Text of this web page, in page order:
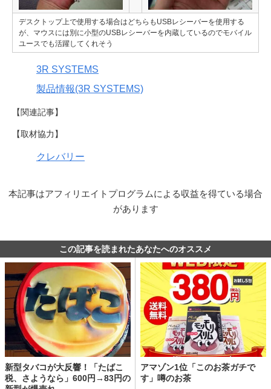
デスクトップ上で使用する場合はどちらもUSBレシーバーを使用する
が、マウスには別に小型のUSBレシーバーを内蔵しているのでモバイル
ユースでも活躍してくれそう
3R SYSTEMS
製品情報(3R SYSTEMS)
【関連記事】
【取材協力】
クレバリー
本記事はアフィリエイトプログラムによる収益を得ている場合
があります
この記事を読まれたあなたへのオススメ
新型タバコが大反響！「たばこ
税、さようなら」600円→83円の
アマゾン1位「このお茶ガチで
す」噂のお茶